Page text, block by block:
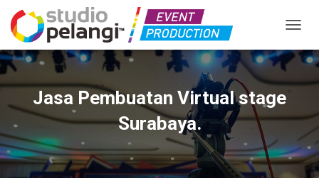
Jasa Pembuatan Virtual stage
Surabaya.